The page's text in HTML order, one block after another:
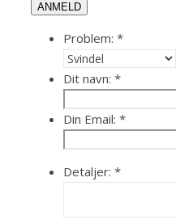
ANMELD
Problem: *
Dit navn: *
Din Email: *
Detaljer: *